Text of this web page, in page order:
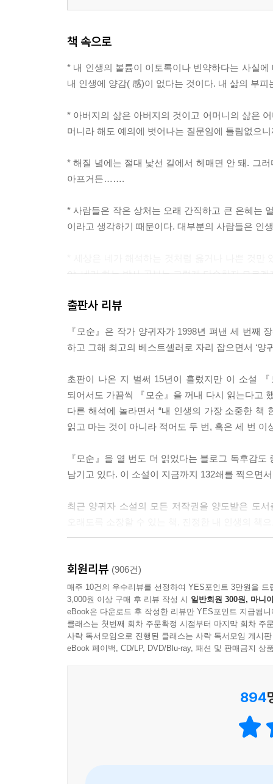
책 속으로
* 내 인생의 볼륨이 이토록이나 빈약하다는 사실
내 인생에 양감( 感)이 없다는 것이다. 내 삶의 부
* 아버지의 삶은 아버지의 것이고 어머니의 삶은
머니라 해도 예의에 벗어나는 질문임에 틀림없으니
* 해질 녘에는 절대 낯선 길에서 헤매면 안 돼. 그
아프거든…….
* 사람들은 작은 상처는 오래 간직하고 큰 은혜는
이라고 생각하기 때문이다. 대부분의 사람들은 인
야. 네가 하는 박사 공부는 그렇게 단순한지 모르
* 나의 불행에 위로가 되는 것은 타인의 불행뿐이
* 사랑이란 그러므로 붉은 신호등이다. 켜지기만
* 세상의 숨겨진 비밀들을 배울 기회가 전혀 없이
로 밥을 먹어야 하는 식이요법 환자의 불행과 같은
---본문 중에서
출판사 리뷰
『모순』은 작가 양귀자가 1998년 펴낸 세 번째
하고 그해 최고의 베스트셀러로 자리 잡으면서 ‘양
초판이 나온 지 벌써 15년이 흘렀지만 이 소설
되어서도 가끔씩 『모순』을 꺼내 다시 읽는다고
다른 해석에 놀라면서 “내 인생의 가장 소중한 책
읽고 마는 것이 아니라 적어도 두 번, 혹은 세 번 이
『모순』을 열 번도 더 읽었다는 블로그 독후감
남기고 있다. 이 소설이 지금까지 132쇄를 찍으면
최근 양귀자 소설의 모든 저작권을 양도받은 도
『모순』의 주인공은 25세의 미혼여성 안진진.
아버지, 그리고 조폭의 보스가 인생의 꿈인 남
일란성 쌍둥이로 태어났지만 인생행로는 사뭇
많아 지루할 틈이 없다.
양귀자 소설이 늘 그렇듯, 『모순』 또한 작가의
짚어내지 않을 수 없다. 더할 것도 없고 덜할 것
회원리뷰 (906건)
매주 10건의 우수리뷰를 선정하여 YES포인트 3만원을 드
3,000원 이상 구매 후 리뷰 작성 시 일반회원 300원, 마니
eBook은 다운로드 후 작성한 리뷰만 YES포인트 지급됩니
클래스는 첫번째 회차 주문확정 시점부터 마지막 회차 주
사락 독서모임으로 진행된 클래스는 사락 독서모임 게시
eBook 페이백, CD/LP, DVD/Blu-ray, 패션 및 판매금지 상
894